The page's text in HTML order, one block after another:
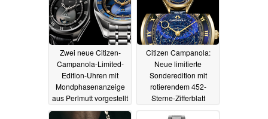
Zwei neue Citizen-
Campanola-Limited-
Edition-Uhren mit
Mondphasenanzeige
aus Perlmutt vorgestellt
04.07.2026
Citizen Campanola:
Neue limitierte
Sonderedition mit
rotierendem 452-
Sterne-Zifferblatt